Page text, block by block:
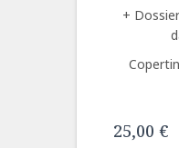
+
25,00 €